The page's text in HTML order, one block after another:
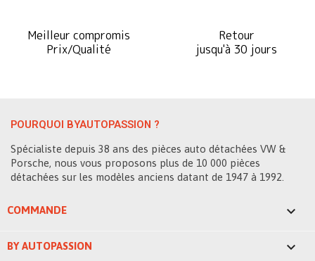
Meilleur compromis
Prix/Qualité
Retour
jusqu'à 30 jours
POURQUOI BYAUTOPASSION ?
Spécialiste depuis 38 ans des pièces auto détachées VW &
Porsche, nous vous proposons plus de 10 000 pièces
détachées sur les modèles anciens datant de 1947 à 1992.
COMMANDE 
BY AUTOPASSION 